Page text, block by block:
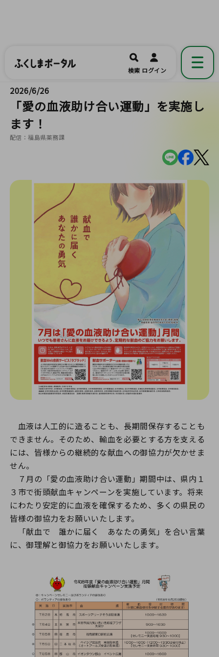
福島県公式の地域情報ポータルアプリ
開く
検索 ログイン
2026/6/26
「愛の血液助け合い運動」を実施し
ます！
配信：福島県薬務課
血液は人工的に造ることも、長期間保存することも
できません。そのため、輸血を必要とする方を支える
には、皆様からの継続的な献血への御協力が欠かせま
せん。
７月の「愛の血液助け合い運動」期間中は、県内１
３市で街頭献血キャンペーンを実施しています。将来
にわたり安定的に血液を確保するため、多くの県民の
皆様の御協力をお願いいたします。
「献血で 誰かに届く あなたの勇気」を合い言葉
に、御理解と御協力をお願いいたします。